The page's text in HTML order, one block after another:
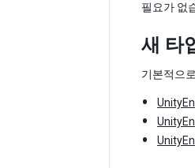
필요가 없
새 타
기본적으